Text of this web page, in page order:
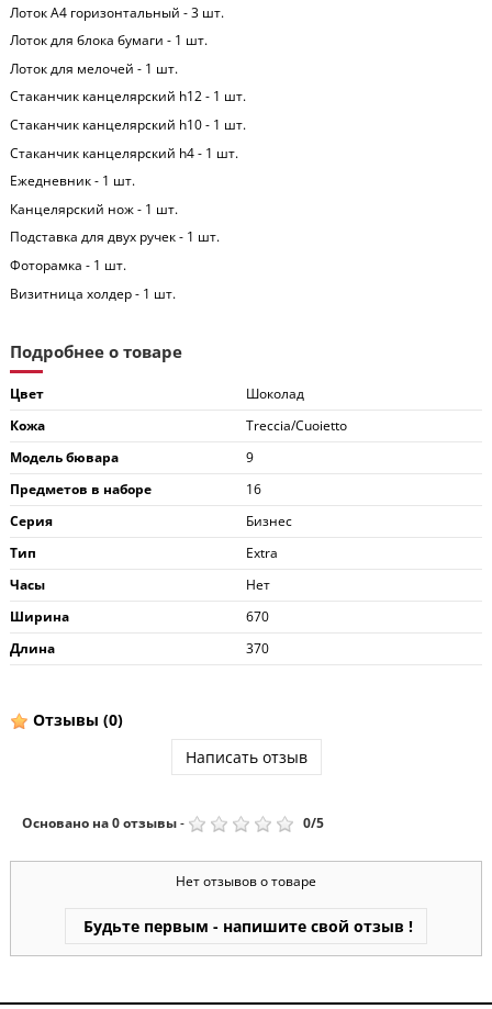
Лоток А4 горизонтальный - 3 шт.
Лоток для блока бумаги - 1 шт.
Лоток для мелочей - 1 шт.
Стаканчик канцелярский h12 - 1 шт.
Стаканчик канцелярский h10 - 1 шт.
Стаканчик канцелярский h4 - 1 шт.
Ежедневник - 1 шт.
Канцелярский нож - 1 шт.
Подставка для двух ручек - 1 шт.
Фоторамка - 1 шт.
Визитница холдер - 1 шт.
Подробнее о товаре
Цвет
Шоколад
Кожа
Treccia/Сuoietto
Модель бювара
9
Предметов в наборе
16
Серия
Бизнес
Тип
Extra
Часы
Нет
Ширина
670
Длина
370
Отзывы (0)
Написать отзыв
Основано на0отзывы- 0/5
Нет отзывов о товаре
Будьте первым - напишите свой отзыв !